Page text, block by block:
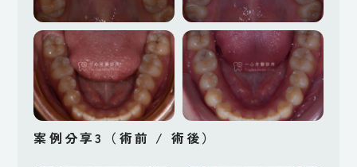
案例分享3（術前 / 術後）